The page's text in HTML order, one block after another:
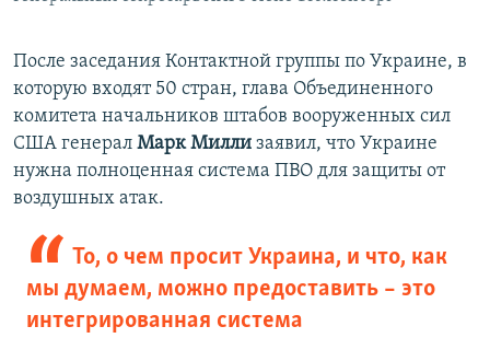
После заседания Контактной группы по Украине, в
которую входят 50 стран, глава Объединенного
комитета начальников штабов вооруженных сил
США генерал Марк Милли заявил, что Украине
нужна полноценная система ПВО для защиты от
воздушных атак.
То, о чем просит Украина, и что, как
мы думаем, можно предоставить – это
интегрированная система